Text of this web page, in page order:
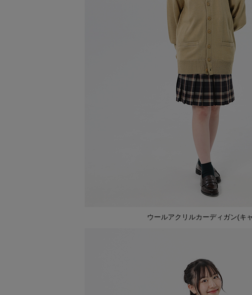
ウールアクリルカーディガン(キ